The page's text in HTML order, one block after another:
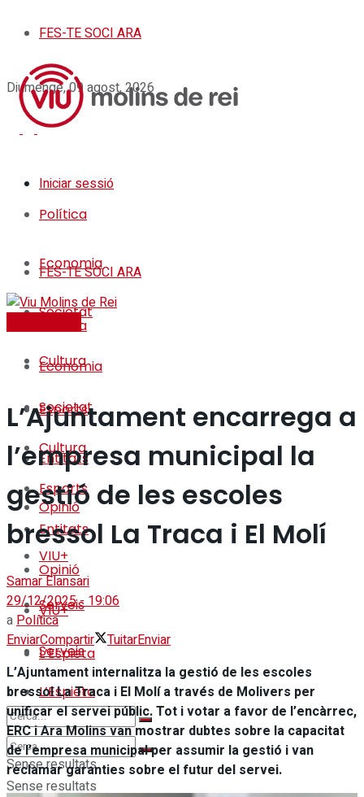
FES-TE SOCI ARA
Diumenge, 09 agost, 2026
Iniciar sessió
Política
Economia
Societat
Cultura
Esports
Entitats
Opinió
VIU+
Serveis
L’Espieta
Sense resultats
FES-TE SOCI ARA
Política
Economia
Societat
Cultura
Esports
Entitats
Opinió
VIU+
Serveis
L’Espieta
Sense resultats
L’Ajuntament encarrega a
l’empresa municipal la
gestió de les escoles
bressol La Traca i El Molí
Samar Elansari
29/12/2025 - 19:06
aPolítica
EnviarCompartir TuitarEnviar
L’Ajuntament internalitza la gestió de les escoles
bressol La Traca i El Molí a través de Molivers per
unificar el servei públic. Tot i votar a favor de l’encàrrec,
ERC i Ara Molins van mostrar dubtes sobre la capacitat
de l’empresa municipal per assumir la gestió i van
reclamar garanties sobre el futur del servei.